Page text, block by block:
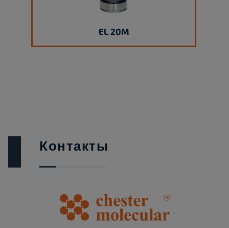
EL 20M
Контакты